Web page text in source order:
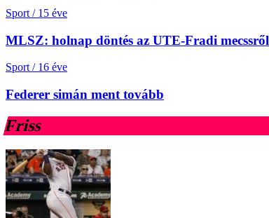
Sport / 15 éve
MLSZ: holnap döntés az UTE-Fradi mecssről
Sport / 16 éve
Federer simán ment tovább
Friss